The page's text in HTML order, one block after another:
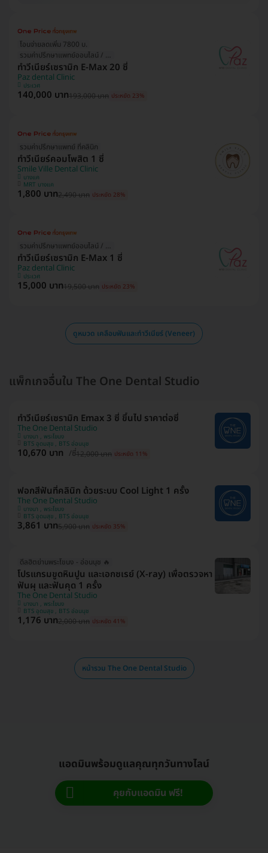
โอนจ่ายลดเพิ่ม 7800 บ.
รวมค่าปรึกษาแพทย์ออนไลน์ / ที่คลินิก
ทำวีเนียร์เซรามิก E-Max 20 ซี่
Paz dental Clinic
ประเวศ
140,000 บาท193,000 บาท ประหยัด 23%
รวมค่าปรึกษาแพทย์ ที่คลินิก
ทำวีเนียร์คอมโพสิต 1 ซี่
Smile Ville Dental Clinic
บางแค
MRT บางแค
1,800 บาท2,490 บาท ประหยัด 28%
รวมค่าปรึกษาแพทย์ออนไลน์ / ที่คลินิก
ทำวีเนียร์เซรามิก E-Max 1 ซี่
Paz dental Clinic
ประเวศ
15,000 บาท19,500 บาท ประหยัด 23%
ดูหมวด เคลือบฟันและทำวีเนียร์ (Veneer)
แพ็กเกจอื่นใน The One Dental Studio
ทำวีเนียร์เซรามิก Emax 3 ซี่ ขึ้นไป ราคาต่อซี่
The One Dental Studio
บางนา , พระโขนง
BTS อุดมสุข , BTS อ่อนนุช
10,670 บาท /ซี่12,000 บาท ประหยัด 11%
ฟอกสีฟันที่คลินิก ด้วยระบบ Cool Light 1 ครั้ง
The One Dental Studio
บางนา , พระโขนง
BTS อุดมสุข , BTS อ่อนนุช
3,861 บาท5,900 บาท ประหยัด 35%
ดีลฮิตย่านพระโขนง - อ่อนนุช 🔥
โปรแกรมขูดหินปูน และเอกซเรย์ (X-ray) เพื่อตรวจหา
ฟันผุ และฟันคุด 1 ครั้ง
The One Dental Studio
บางนา , พระโขนง
BTS อุดมสุข , BTS อ่อนนุช
1,176 บาท2,000 บาท ประหยัด 41%
หน้ารวม The One Dental Studio
แอดมินพร้อมดูแลคุณทุกวันทางไลน์
คุยกับแอดมิน ฟรี!